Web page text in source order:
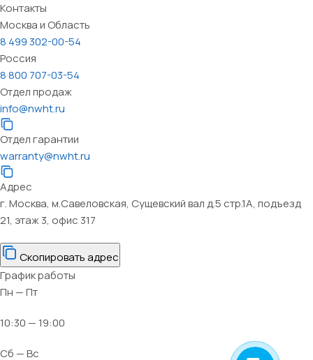
Контакты
Москва и Область
8 499 302-00-54
Россия
8 800 707-03-54
Отдел продаж
info@nwht.ru
Отдел гарантии
warranty@nwht.ru
Адрес
г. Москва, м.Савеловская, Сущевский вал д.5 стр.1А, подъезд
21, этаж 3, офис 317
Скопировать адрес
График работы
Пн — Пт
10:30 — 19:00
Сб — Вс